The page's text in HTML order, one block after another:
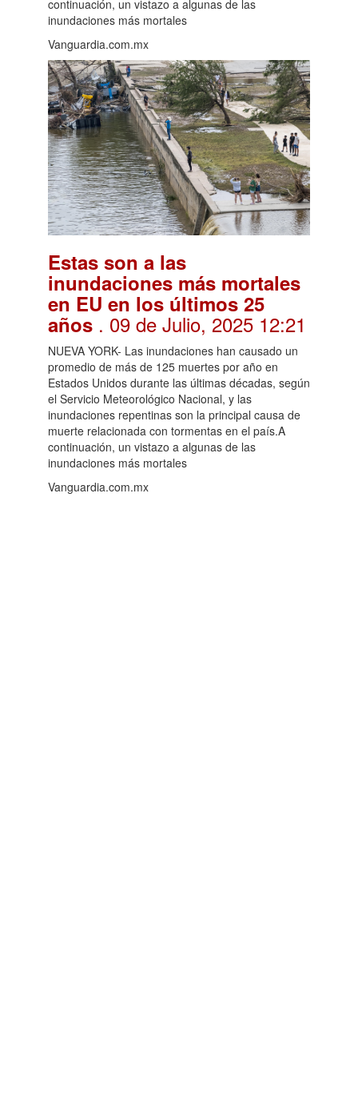
continuación, un vistazo a algunas de las
inundaciones más mortales
Vanguardia.com.mx
Estas son a las
inundaciones más mortales
en EU en los últimos 25
años . 09 de Julio, 2025 12:21
NUEVA YORK- Las inundaciones han causado un
promedio de más de 125 muertes por año en
Estados Unidos durante las últimas décadas, según
el Servicio Meteorológico Nacional, y las
inundaciones repentinas son la principal causa de
muerte relacionada con tormentas en el país.A
continuación, un vistazo a algunas de las
inundaciones más mortales
Vanguardia.com.mx